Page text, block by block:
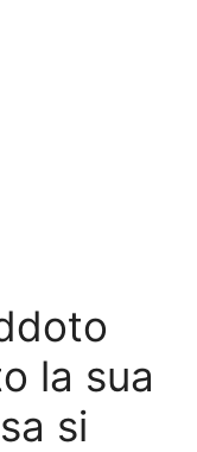
la sua
si